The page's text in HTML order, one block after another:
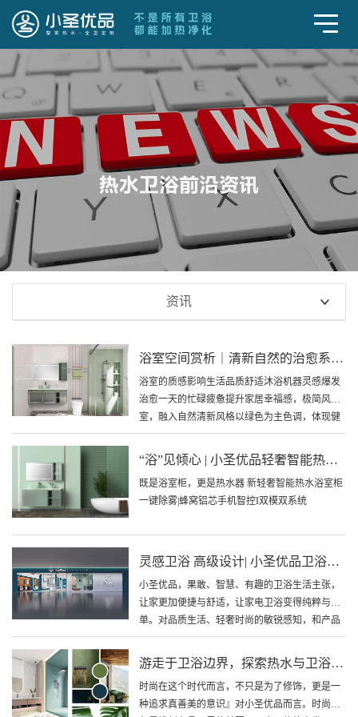
资讯
浴室空间赏析｜清新自然的治愈系浴室，质感舒适度爆表
浴室的质感影响生活品质舒适沐浴机器灵感爆发
治愈一天的忙碌疲惫提升家居幸福感，极简风浴
室，融入自然清新风格以绿色为主色调，体现健
康用水的人居和谐极简产品线条设计，提高空间
质感
“浴”见倾心 | 小圣优品轻奢智能热水浴室柜
既是浴室柜，更是热水器 新轻奢智能热水浴室柜
一键除雾|蜂窝铝芯手机智控I双模双系统
灵感卫浴 高级设计| 小圣优品卫浴水空间概念专卖店新作上市
小圣优品，果敢、智慧、有趣的卫浴生活主张，
让家更加便捷与舒适，让家电卫浴变得纯粹与简
单。对品质生活、轻奢时尚的敏锐感知，和产品
本身的独到主张，以年轻、轻奢、时尚为主调
性。
游走于卫浴边界，探索热水与卫浴的无限可能
时尚在这个时代而言，不只是为了修饰，更是一
种追求真善美的意识』对小圣优品而言。时尚不